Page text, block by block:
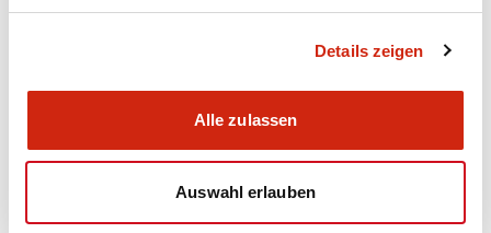
Details zeigen
Alle zulassen
Auswahl erlauben
Dokumente und Dateien